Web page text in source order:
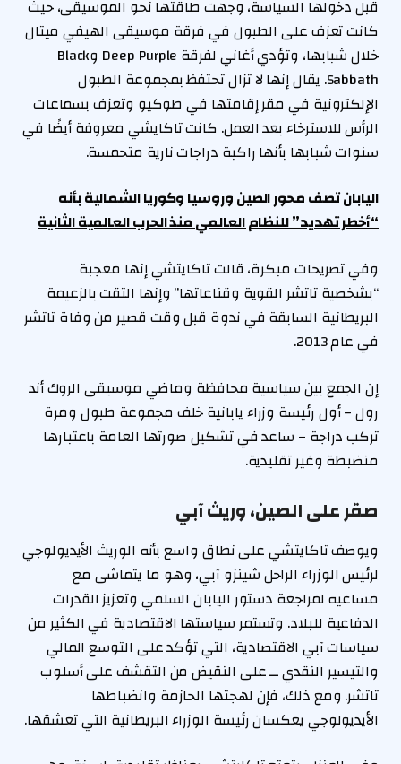
قبل دخولها السياسة، وجهت طاقتها نحو الموسيقى، حيث
كانت تعزف على الطبول في فرقة موسيقى الهيفي ميتال
خلال شبابها، وتؤدي أغاني لفرقة Deep Purple وBlack
Sabbath. يقال إنها لا تزال تحتفظ بمجموعة الطبول
الإلكترونية في مقر إقامتها في طوكيو وتعزف بسماعات
الرأس للاسترخاء بعد العمل. كانت تاكايشي معروفة أيضًا في
سنوات شبابها بأنها راكبة دراجات نارية متحمسة.
اليابان تصف محور الصين وروسيا وكوريا الشمالية بأنه
“أخطر تهديد” للنظام العالمي منذ الحرب العالمية الثانية
وفي تصريحات مبكرة، قالت تاكايتشي إنها معجبة
“بشخصية تاتشر القوية وقناعاتها” وإنها التقت بالزعيمة
البريطانية السابقة في ندوة قبل وقت قصير من وفاة تاتشر
في عام 2013.
إن الجمع بين سياسية محافظة وماضي موسيقى الروك أند
رول – أول رئيسة وزراء يابانية خلف مجموعة طبول ومرة ​​
تركب دراجة – ساعد في تشكيل صورتها العامة باعتبارها
منضبطة وغير تقليدية.
صقر على الصين، وريث آبي
ويوصف تاكايتشي على نطاق واسع بأنه الوريث الأيديولوجي
لرئيس الوزراء الراحل شينزو آبي، وهو ما يتماشى مع
مساعيه لمراجعة دستور اليابان السلمي وتعزيز القدرات
الدفاعية للبلاد. وتستمر سياستها الاقتصادية في الكثير من
سياسات آبي الاقتصادية، التي تؤكد على التوسع المالي
والتيسير النقدي ــ على النقيض من التقشف على أسلوب
تاتشر. ومع ذلك، فإن لهجتها الحازمة وانضباطها
الأيديولوجي يعكسان رئيسة الوزراء البريطانية التي تعشقها.